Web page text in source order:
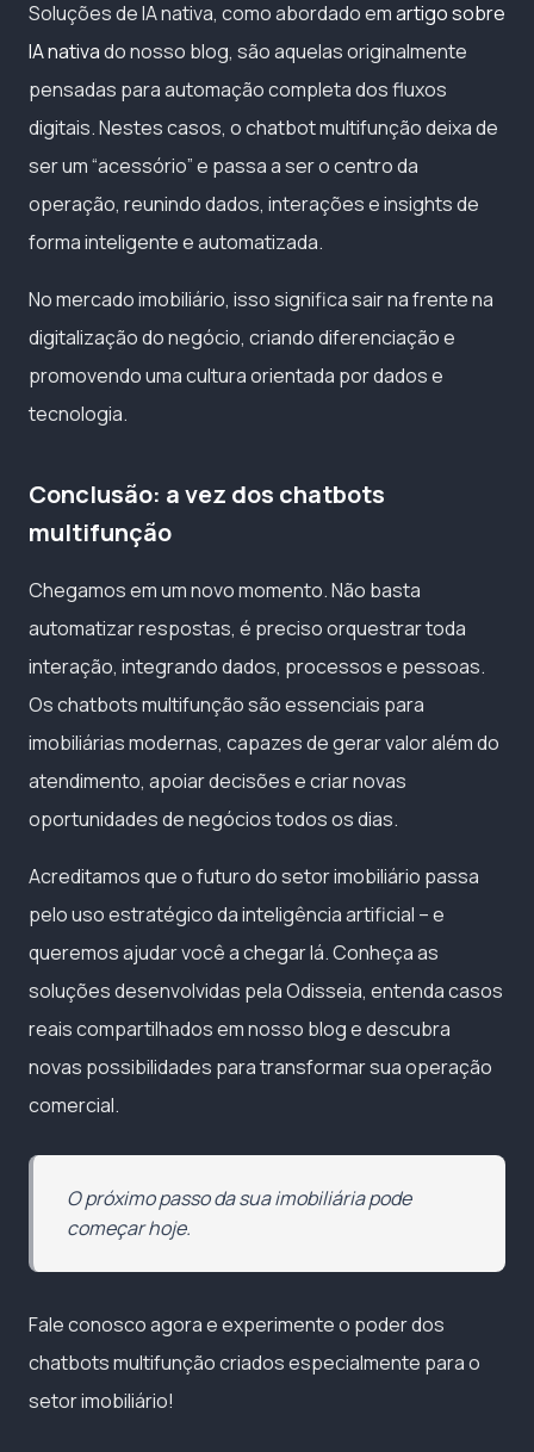
Soluções de IA nativa, como abordado emartigo sobre
IA nativado nosso blog, são aquelas originalmente
pensadas para automação completa dos fluxos
digitais. Nestes casos, o chatbot multifunção deixa de
ser um “acessório” e passa a ser o centro da
operação, reunindo dados, interações e insights de
forma inteligente e automatizada.
No mercado imobiliário, isso significa sair na frente na
digitalização do negócio, criando diferenciação e
promovendo uma cultura orientada por dados e
tecnologia.
Conclusão: a vez dos chatbots
multifunção
Chegamos em um novo momento. Não basta
automatizar respostas, é preciso orquestrar toda
interação, integrando dados, processos e pessoas.
Os chatbots multifunção são essenciais para
imobiliárias modernas, capazes de gerar valor além do
atendimento, apoiar decisões e criar novas
oportunidades de negócios todos os dias.
Acreditamos que o futuro do setor imobiliário passa
pelo uso estratégico da inteligência artificial – e
queremos ajudar você a chegar lá. Conheça as
soluções desenvolvidas pela Odisseia, entenda casos
reais compartilhados em nosso blog e descubra
novas possibilidades para transformar sua operação
comercial.
O próximo passo da sua imobiliária pode
começar hoje.
Fale conosco agora e experimente o poder dos
chatbots multifunção criados especialmente para o
setor imobiliário!